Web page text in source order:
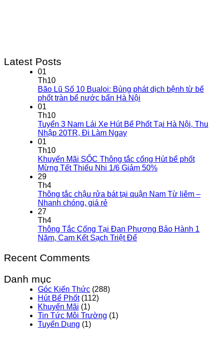
Latest Posts
01
Th10
Bão Lũ Số 10 Bualoi: Bùng phát dịch bệnh từ bể
phốt tràn bể nước bẩn Hà Nội
01
Th10
Tuyển 3 Nam Lái Xe Hút Bể Phốt Tại Hà Nội, Thu
Nhập 20TR, Đi Làm Ngay
01
Th10
Khuyến Mãi SỐC Thông tắc cống Hút bể phốt
Mừng Tết Thiếu Nhi 1/6 Giảm 50%
29
Th4
Thông tắc chậu rửa bát tại quận Nam Từ liêm –
Nhanh chóng, giá rẻ
27
Th4
Thông Tắc Cống Tại Đan Phượng Bảo Hành 1
Năm, Cam Kết Sạch Triệt Để
Recent Comments
Danh mục
Góc Kiến Thức (288)
Hút Bể Phốt(112)
Khuyến Mãi (1)
Tin Tức Môi Trường (1)
Tuyển Dụng (1)